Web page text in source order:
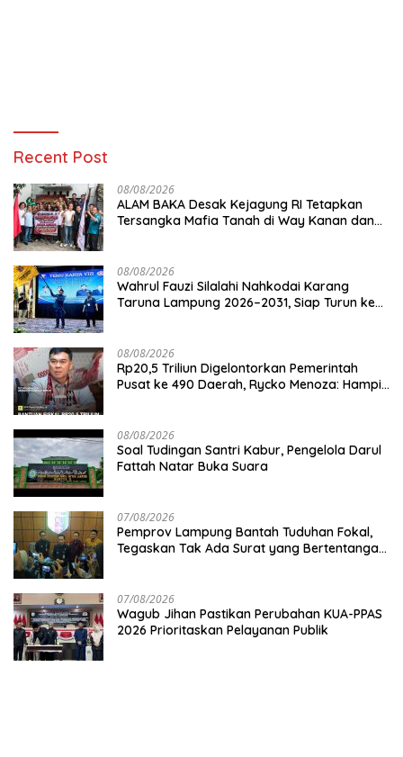
Recent Post
08/08/2026
ALAM BAKA Desak Kejagung RI Tetapkan
Tersangka Mafia Tanah di Way Kanan dan
08/08/2026
Wahrul Fauzi Silalahi Nahkodai Karang
Taruna Lampung 2026–2031, Siap Turun ke
08/08/2026
Rp20,5 Triliun Digelontorkan Pemerintah
Pusat ke 490 Daerah, Rycko Menoza: Hampir
08/08/2026
Soal Tudingan Santri Kabur, Pengelola Darul
Fattah Natar Buka Suara
07/08/2026
Pemprov Lampung Bantah Tuduhan Fokal,
Tegaskan Tak Ada Surat yang Bertentangan
07/08/2026
Wagub Jihan Pastikan Perubahan KUA-PPAS
2026 Prioritaskan Pelayanan Publik